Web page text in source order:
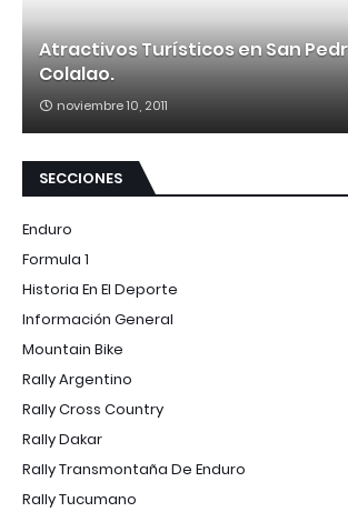
Atractivos Turísticos en San
Colalao.
noviembre 10, 2011
SECCIONES
Enduro
Formula 1
Historia En El Deporte
Información General
Mountain Bike
Rally Argentino
Rally Cross Country
Rally Dakar
Rally Transmontaña De Enduro
Rally Tucumano